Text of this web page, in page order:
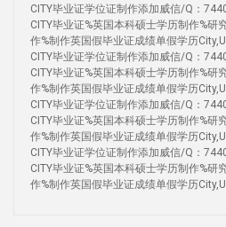
CITY毕业证学位证制作添加威信/Q：
CITY毕业证%英国本科硕士学历制作%研
作%制作英国假毕业证成绩单假学历
CITY毕业证学位证制作添加威信/Q：
CITY毕业证%英国本科硕士学历制作%研
作%制作英国假毕业证成绩单假学历
CITY毕业证学位证制作添加威信/Q：
CITY毕业证%英国本科硕士学历制作%研
作%制作英国假毕业证成绩单假学历
CITY毕业证学位证制作添加威信/Q：
CITY毕业证%英国本科硕士学历制作%研
作%制作英国假毕业证成绩单假学历